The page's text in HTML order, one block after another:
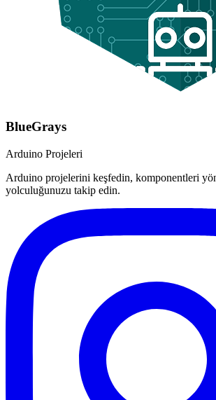
BlueGrays
Arduino Projeleri
Arduino projelerini keşfedin, komponentleri
yolculuğunuzu takip edin.